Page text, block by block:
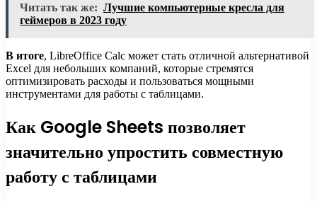
Читать так же: Лучшие компьютерные кресла для
геймеров в 2023 году
В итоге, LibreOffice Calc может стать отличной альтернативой
Excel для небольших компаний, которые стремятся
оптимизировать расходы и пользоваться мощными
инструментами для работы с таблицами.
Как Google Sheets позволяет
значительно упростить совместную
работу с таблицами